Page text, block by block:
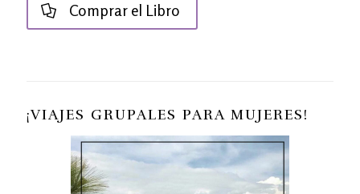
Comprar el Libro
¡VIAJES GRUPALES PARA MUJERES!